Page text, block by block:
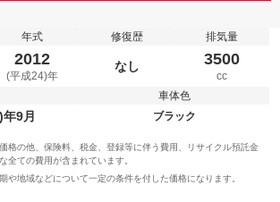
年式
2012
(平成24)年
修復歴
なし
排気量
3500
cc
9月
車体色
ブラック
格の他、保険料、税金、登録等に伴う費用、リサイクル預託金
全ての費用が含まれています。
や地域などについて一定の条件を付した価格になります。